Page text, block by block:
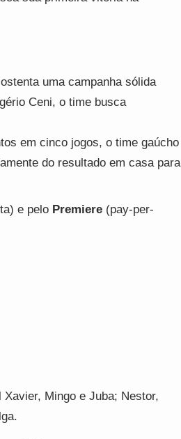
uma campanha sólida
Ceni, o time busca
em cinco jogos, o time gaúcho
do resultado em casa para
e pelo Premiere (pay-per-
Mingo e Juba; Nestor,